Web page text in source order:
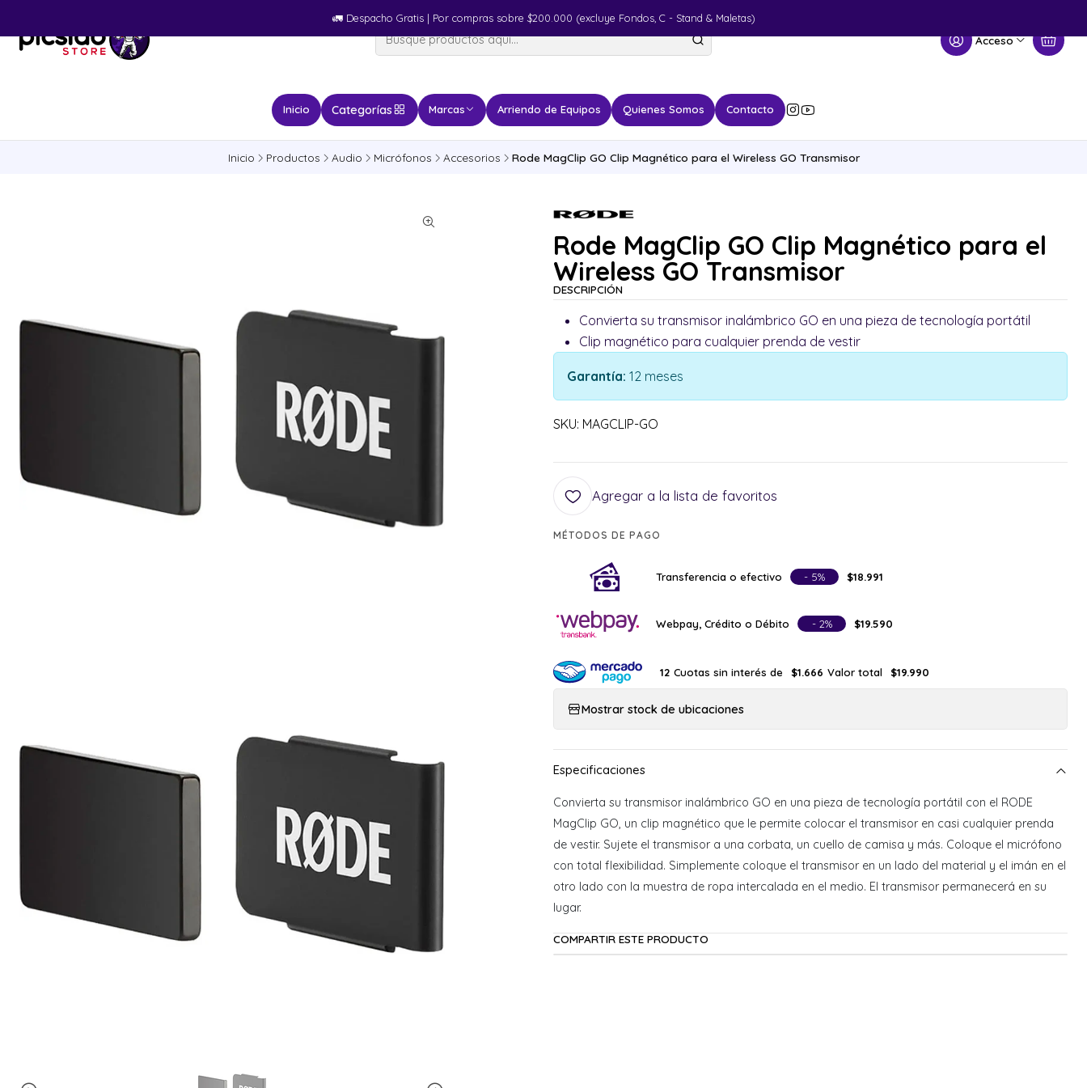
Acceso
Inicio Categorías Marcas Arriendo de Equipos Quienes Somos Contacto
🚛​ Despacho Gratis | Por compras sobre $200.000 (excluye Fondos, C - Stand & Maletas)
Inicio Productos Audio Micrófonos Accesorios Rode MagClip GO Clip Magnético para el Wireless GO Transmisor
Rode MagClip GO Clip Magnético para el
Wireless GO Transmisor
DESCRIPCIÓN
Convierta su transmisor inalámbrico GO en una pieza de tecnología portátil
Clip magnético para cualquier prenda de vestir
Garantía: 12 meses
SKU: MAGCLIP-GO
Agregar a la lista de favoritos
MÉTODOS DE PAGO
Transferencia o efectivo - 5% $18.991
Webpay, Crédito o Débito - 2% $19.590
12 Cuotas sin interés de $1.666 Valor total $19.990
Mostrar stock de ubicaciones
Convierta su transmisor inalámbrico GO en una pieza de tecnología portátil con el RODE
MagClip GO, un clip magnético que le permite colocar el transmisor en casi cualquier prenda
de vestir. Sujete el transmisor a una corbata, un cuello de camisa y más. Coloque el micrófono
con total flexibilidad. Simplemente coloque el transmisor en un lado del material y el imán en el
otro lado con la muestra de ropa intercalada en el medio. El transmisor permanecerá en su
lugar.
COMPARTIR ESTE PRODUCTO